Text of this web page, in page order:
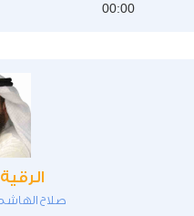
00:00
صلاح